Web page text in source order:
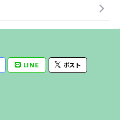
LINE ポスト